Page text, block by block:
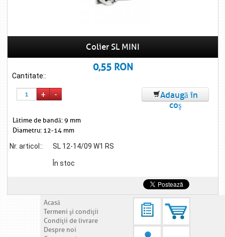
Colier SL MINI
0,55 RON
Cantitate::
+ -
Adaugă în
coş
Lătime de bandă: 9 mm
Diametru: 12-14 mm
Nr. articol:: SL 12-14/09 W1 RS
În stoc
Acasă
Termeni şi condiţii
Condiţii de livrare
Despre noi